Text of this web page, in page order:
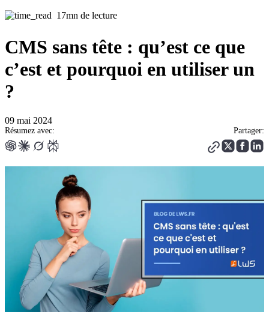
17mn de lecture
CMS sans tête : qu’est ce que
c’est et pourquoi en utiliser un
?
09 mai 2024
Résumez avec: Partager: